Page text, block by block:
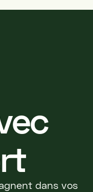
dans vos